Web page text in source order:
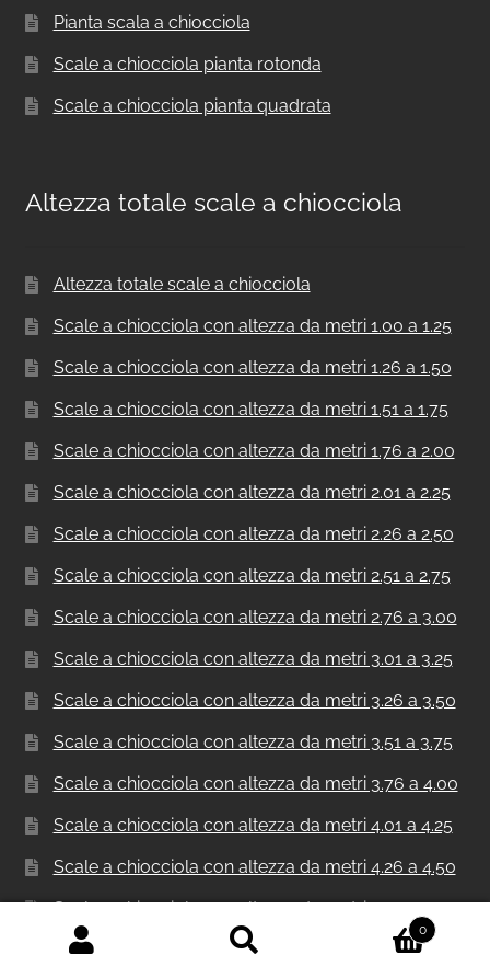
Pianta scala a chiocciola
Scale a chiocciola pianta rotonda
Scale a chiocciola pianta quadrata
Altezza totale scale a chiocciola
Altezza totale scale a chiocciola
Scale a chiocciola con altezza da metri 1.00 a 1.25
Scale a chiocciola con altezza da metri 1.26 a 1.50
Scale a chiocciola con altezza da metri 1.51 a 1.75
Scale a chiocciola con altezza da metri 1.76 a 2.00
Scale a chiocciola con altezza da metri 2.01 a 2.25
Scale a chiocciola con altezza da metri 2.26 a 2.50
Scale a chiocciola con altezza da metri 2.51 a 2.75
Scale a chiocciola con altezza da metri 2.76 a 3.00
Scale a chiocciola con altezza da metri 3.01 a 3.25
Scale a chiocciola con altezza da metri 3.26 a 3.50
Scale a chiocciola con altezza da metri 3.51 a 3.75
Scale a chiocciola con altezza da metri 3.76 a 4.00
Scale a chiocciola con altezza da metri 4.01 a 4.25
Scale a chiocciola con altezza da metri 4.26 a 4.50
Scale a chiocciola con altezza da metri 4.51 a 4.75
Scale a chiocciola con altezza da metri 4.76 a 5.00
0